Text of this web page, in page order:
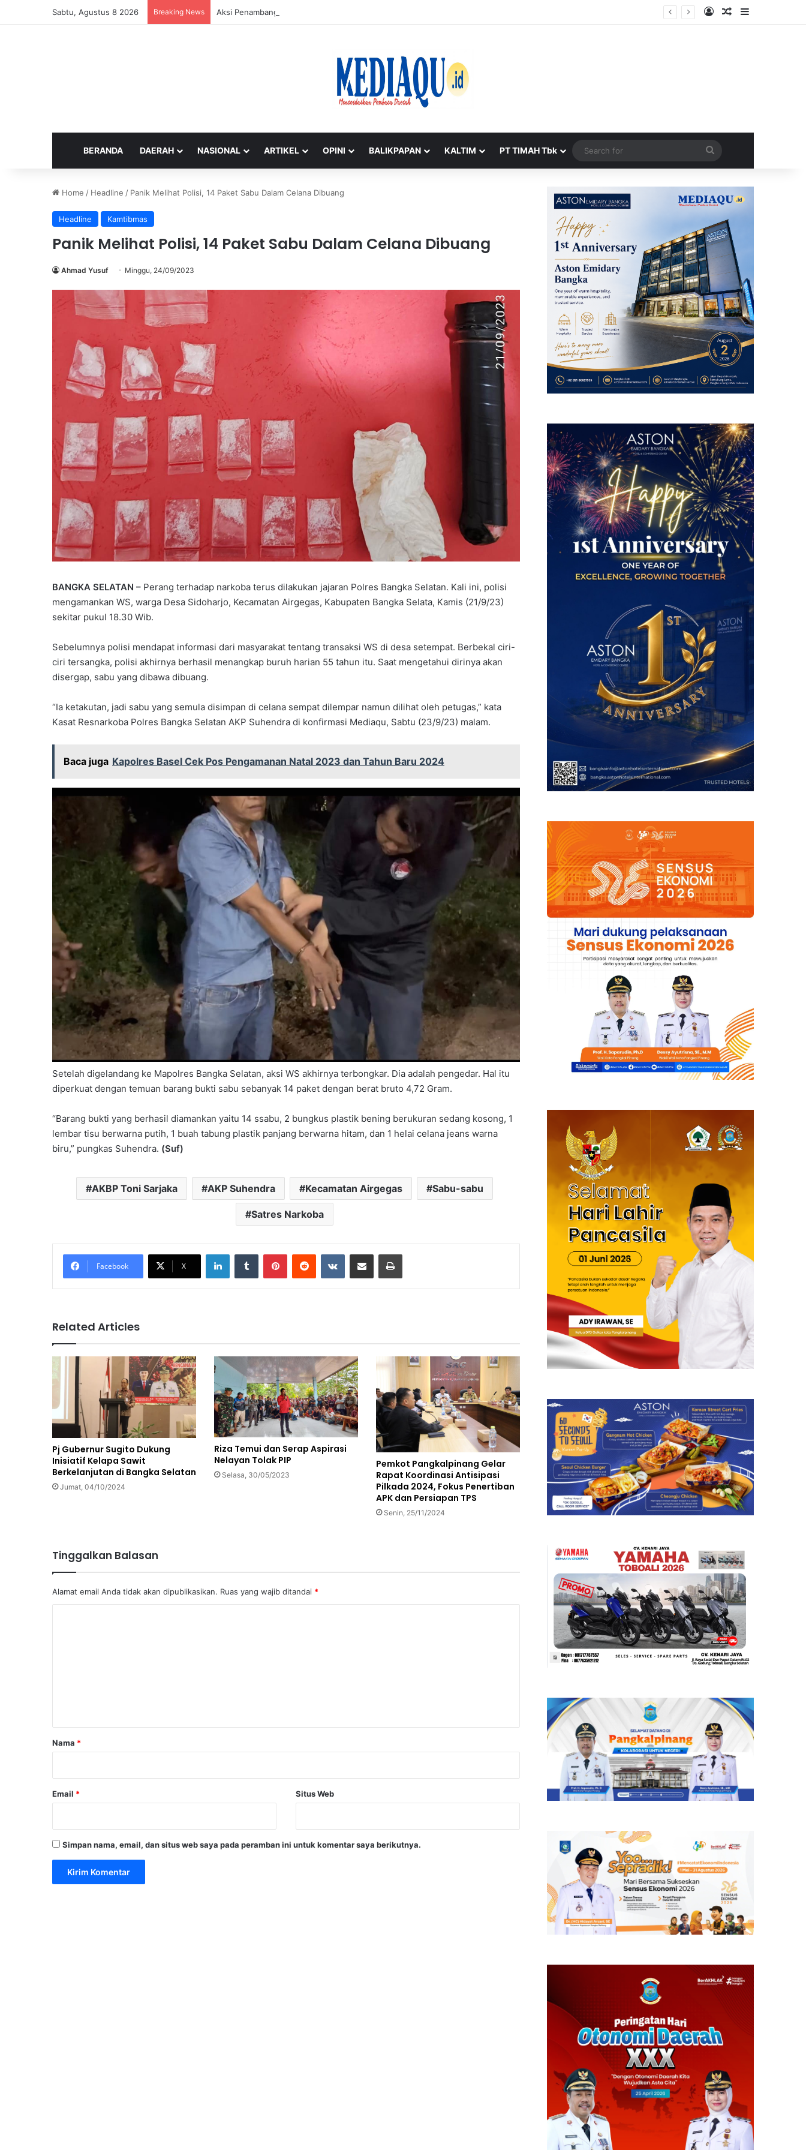
Sabtu, Agustus 8 2026 Breaking News Aksi Penambang Timah di Belitung Mengemuka, Bambang Patijaya Dorong Perpres Segera Terbit Log InRandom Article
Sidebar
BERANDA DAERAH NASIONAL ARTIKEL OPINI BALIKPAPAN KALTIM PT TIMAH Tbk
for
Home / Headline / Panik Melihat Polisi, 14 Paket Sabu Dalam Celana Dibuang
Headline Kamtibmas
Panik Melihat Polisi, 14 Paket Sabu Dalam Celana Dibuang
Ahmad Yusuf Minggu, 24/09/2023
BANGKA SELATAN – Perang terhadap narkoba terus dilakukan jajaran Polres Bangka Selatan. Kali ini, polisi
mengamankan WS, warga Desa Sidoharjo, Kecamatan Airgegas, Kabupaten Bangka Selata, Kamis (21/9/23)
sekitar pukul 18.30 Wib.
Sebelumnya polisi mendapat informasi dari masyarakat tentang transaksi WS di desa setempat. Berbekal ciri-
ciri tersangka, polisi akhirnya berhasil menangkap buruh harian 55 tahun itu. Saat mengetahui dirinya akan
disergap, sabu yang dibawa dibuang.
“Ia ketakutan, jadi sabu yang semula disimpan di celana sempat dilempar namun dilihat oleh petugas,” kata
Kasat Resnarkoba Polres Bangka Selatan AKP Suhendra di konfirmasi Mediaqu, Sabtu (23/9/23) malam.
Baca juga Kapolres Basel Cek Pos Pengamanan Natal 2023 dan Tahun Baru 2024
Setelah digelandang ke Mapolres Bangka Selatan, aksi WS akhirnya terbongkar. Dia adalah pengedar. Hal itu
diperkuat dengan temuan barang bukti sabu sebanyak 14 paket dengan berat bruto 4,72 Gram.
“Barang bukti yang berhasil diamankan yaitu 14 ssabu, 2 bungkus plastik bening berukuran sedang kosong, 1
lembar tisu berwarna putih, 1 buah tabung plastik panjang berwarna hitam, dan 1 helai celana jeans warna
biru,” pungkas Suhendra. (Suf)
AKBP Toni Sarjaka AKP Suhendra Kecamatan Airgegas Sabu-sabu
Satres Narkoba
Facebook X
LinkedInTumblr PinterestReddit VKontakteShare via Email Print
Related Articles
Pj Gubernur Sugito Dukung
Inisiatif Kelapa Sawit
Berkelanjutan di Bangka Selatan
Jumat, 04/10/2024
Riza Temui dan Serap Aspirasi
Nelayan Tolak PIP
Selasa, 30/05/2023
Pemkot Pangkalpinang Gelar
Rapat Koordinasi Antisipasi
Pilkada 2024, Fokus Penertiban
APK dan Persiapan TPS
Senin, 25/11/2024
Tinggalkan Balasan
Alamat email Anda tidak akan dipublikasikan. Ruas yang wajib ditandai *
r
Nama *
Email * Situs Web
Simpan nama, email, dan situs web saya pada peramban ini untuk komentar saya berikutnya.